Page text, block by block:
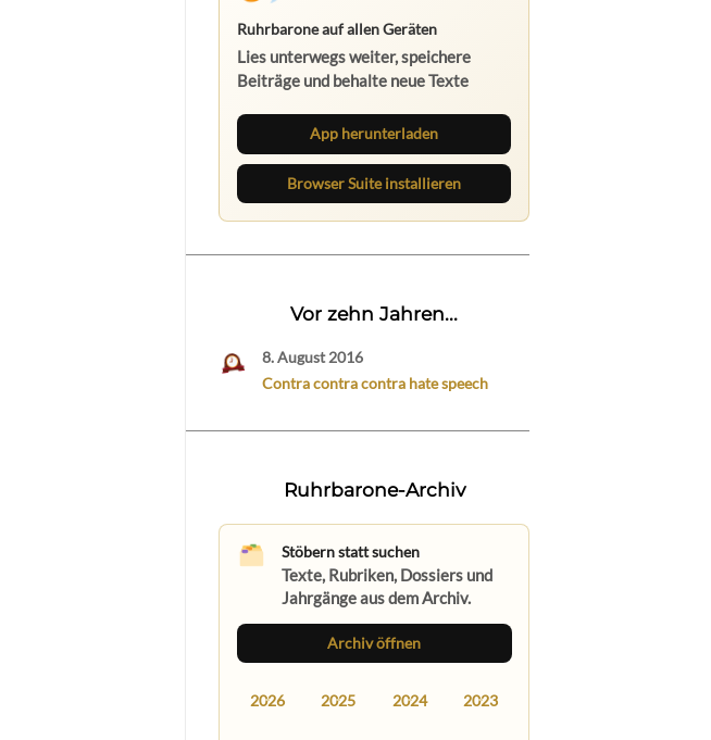
Ruhrbarone auf allen Geräten
Lies unterwegs weiter, speichere
Beiträge und behalte neue Texte
App herunterladen
Browser Suite installieren
Vor zehn Jahren...
8. August 2016
Contra contra contra hate speech
Ruhrbarone-Archiv
Stöbern statt suchen
Texte, Rubriken, Dossiers und
Jahrgänge aus dem Archiv.
Archiv öffnen
2026 2025 2024 2023